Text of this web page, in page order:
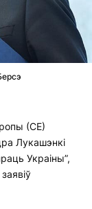
(СЕ)
Лукашэнкі
Украіны”,